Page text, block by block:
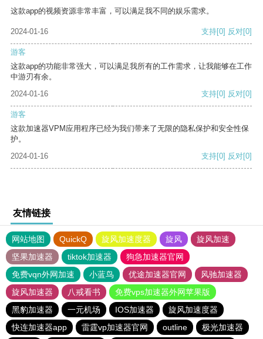
这款app的视频资源非常丰富，可以满足我不同的娱乐需求。
2024-01-16 支持[0] 反对[0]
游客
这款app的功能非常强大，可以满足我所有的工作需求，让我能够在工作
中游刃有余。
2024-01-16
支持[0] 反对[0]
游客
这款加速器VPM应用程序已经为我们带来了无限的隐私保护和安全性保
护。
2024-01-16
支持[0] 反对[0]
友情链接
网站地图 QuickQ 旋风加速度器 旋风
旋风加速
坚果加速器
tiktok加速器
狗急加速器官网
免费vqn外网加速
小蓝鸟 优途加速器官网
风驰加速器
旋风加速器
八戒看书
免费vps加速器外网苹果版
黑豹加速器
一元机场 IOS加速器
旋风加速度器
快连加速器app
雷霆vp加速器官网 outline 极光加速器